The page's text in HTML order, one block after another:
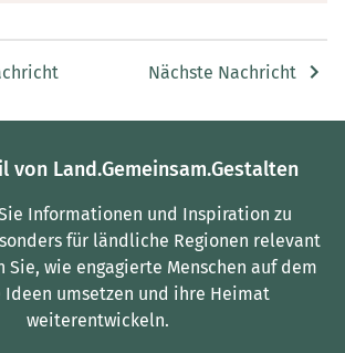
Nächste Nachricht
von Land.Gemeinsam.Gestalten
Informationen und Inspiration zu
für ländliche Regionen relevant
Sie, wie engagierte Menschen auf dem
Ideen umsetzen und ihre Heimat
weiterentwickeln.